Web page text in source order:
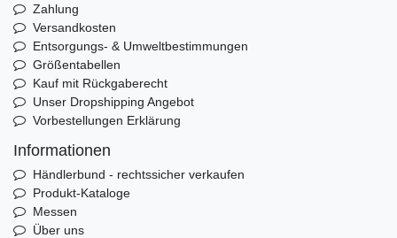
Zahlung
Versandkosten
Entsorgungs- & Umweltbestimmungen
Größentabellen
Kauf mit Rückgaberecht
Unser Dropshipping Angebot
Vorbestellungen Erklärung
Informationen
Händlerbund - rechtssicher verkaufen
Produkt-Kataloge
Messen
Über uns